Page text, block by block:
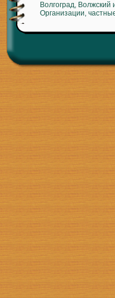
Волгоград, Волжский
Организации,